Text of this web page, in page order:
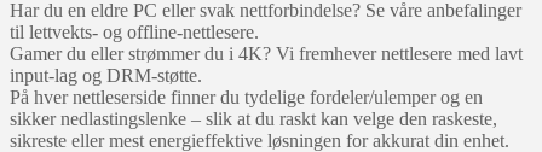
Har du en eldre PC eller svak nettforbindelse? Se våre anbefalinger
til lettvekts‑ og offline‑nettlesere.
Gamer du eller strømmer du i 4K? Vi fremhever nettlesere med lavt
input‑lag og DRM‑støtte.
På hver nettleserside finner du tydelige fordeler/ulemper og en
sikker nedlastingslenke – slik at du raskt kan velge den raskeste,
sikreste eller mest energieffektive løsningen for akkurat din enhet.